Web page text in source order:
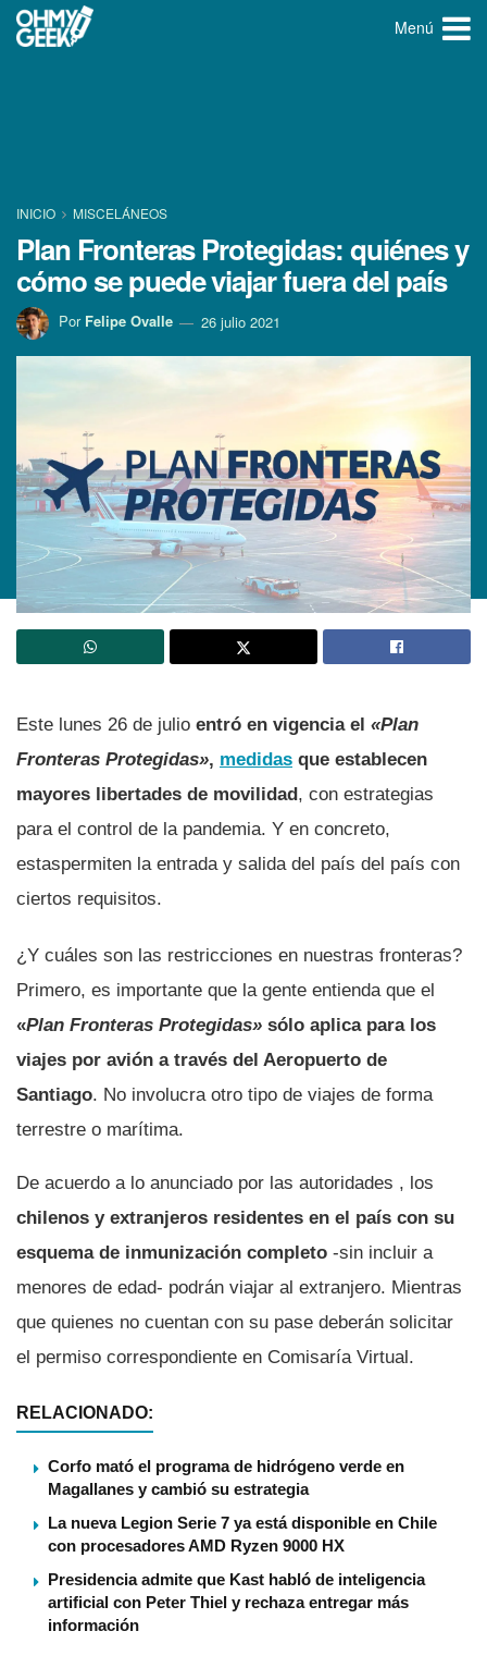
Menú
INICIO MISCELÁNEOS
Plan Fronteras Protegidas: quiénes y
cómo se puede viajar fuera del país
Por Felipe Ovalle 26 julio 2021
Este lunes 26 de julio entró en vigencia el «Plan
Fronteras Protegidas», medidas que establecen
mayores libertades de movilidad, con estrategias
para el control de la pandemia. Y en concreto,
estaspermiten la entrada y salida del país del país con
ciertos requisitos.
¿Y cuáles son las restricciones en nuestras fronteras?
Primero, es importante que la gente entienda que el
«Plan Fronteras Protegidas» sólo aplica para los
viajes por avión a través del Aeropuerto de
Santiago. No involucra otro tipo de viajes de forma
terrestre o marítima.
De acuerdo a lo anunciado por las autoridades , los
chilenos y extranjeros residentes en el país con su
esquema de inmunización completo -sin incluir a
menores de edad- podrán viajar al extranjero. Mientras
que quienes no cuentan con su pase deberán solicitar
el permiso correspondiente en Comisaría Virtual.
RELACIONADO:
Corfo mató el programa de hidrógeno verde en
Magallanes y cambió su estrategia
La nueva Legion Serie 7 ya está disponible en Chile
con procesadores AMD Ryzen 9000 HX
Presidencia admite que Kast habló de inteligencia
artificial con Peter Thiel y rechaza entregar más
información